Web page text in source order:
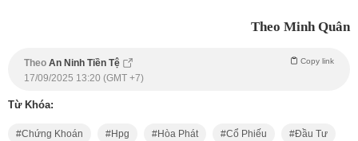
Theo Minh Quân
Theo An Ninh Tiền Tệ Copy link
17/09/2025 13:20 (GMT +7)
Từ Khóa:
Chứng Khoán Hpg Hòa Phát Cổ Phiếu Đầu Tư